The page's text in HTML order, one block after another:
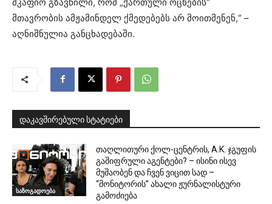
მთავრობის ამჟამინდელ ქმედებებს არ მოითმენენ,“ –
აღნიშნულია განცხადებაში.
დაკავშირებული სტატიები
საზოგადოება
თაღლითური ქოლ-ცენტრის, A.K. ჯგუფის
გაშიფრული აგენტები? – ისინი ისევ
მუშაობენ და ჩვენ ვიცით სად –
“მონიტორის” ახალი ჟურნალისტური
გამოძიება